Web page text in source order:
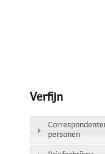
Verfijn
personen